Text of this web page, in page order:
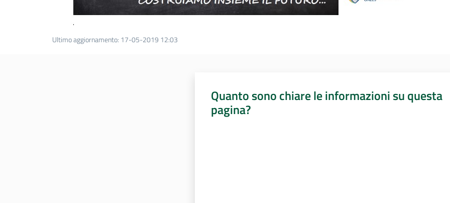
Ultimo aggiornamento: 17-05-2019 12:03
Quanto sono chiare le informazioni su questa
pagina?